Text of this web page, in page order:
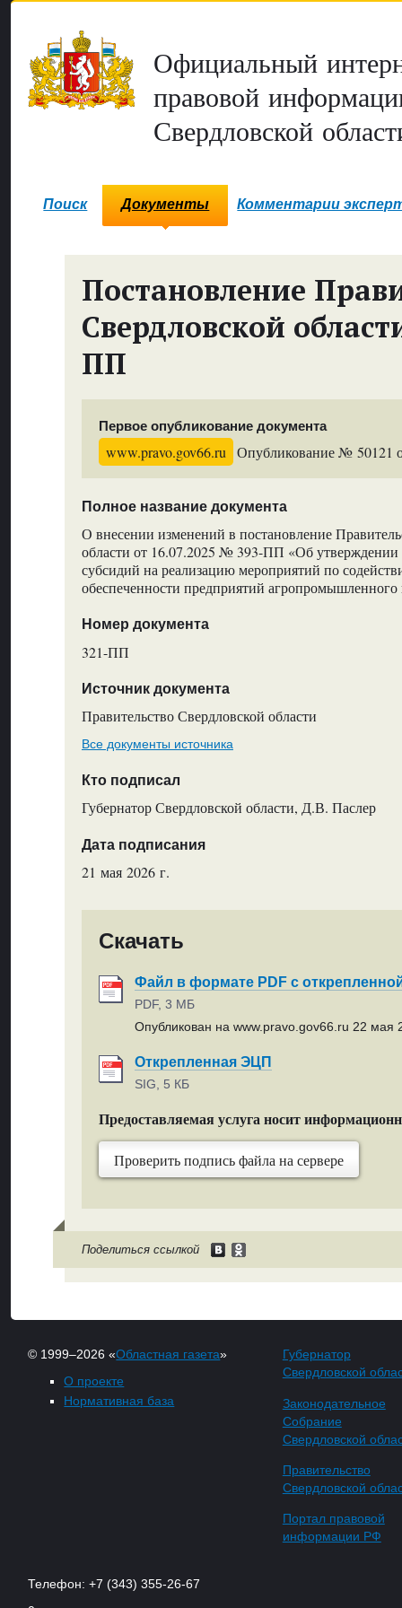
Официальный
правовой
Свердловской
Поиск Документы Комментарии
Постановление
Свердловской
ПП
Первое опубликование документа
www.pravo.gov66.ru Опубликование № 50121
Полное название документа
О внесении изменений в постановление
области от 16.07.2025 № 393-ПП «Об утверждении
субсидий на реализацию мероприятий по
обеспеченности предприятий агропромышленного
Номер документа
321-ПП
Источник документа
Правительство Свердловской области
Все документы источника
Кто подписал
Губернатор Свердловской области, Д.В. Паслер
Дата подписания
21 мая 2026 г.
Скачать
Файл в формате PDF с
PDF, 3 МБ
Опубликован на www.pravo.gov66.ru 22 мая
Открепленная ЭЦП
SIG, 5 КБ
Предоставляемая услуга носит
Проверить подпись файла на сервере
Поделиться ссылкой
© 1999–2026 «Областная газета»
О проекте
Нормативная база
Губернатор
Свердловской
Законодательное
Собрание
Свердловской
Правительство
Свердловской
Портал правовой
информации РФ
Телефон: +7 (343) 355-26-67